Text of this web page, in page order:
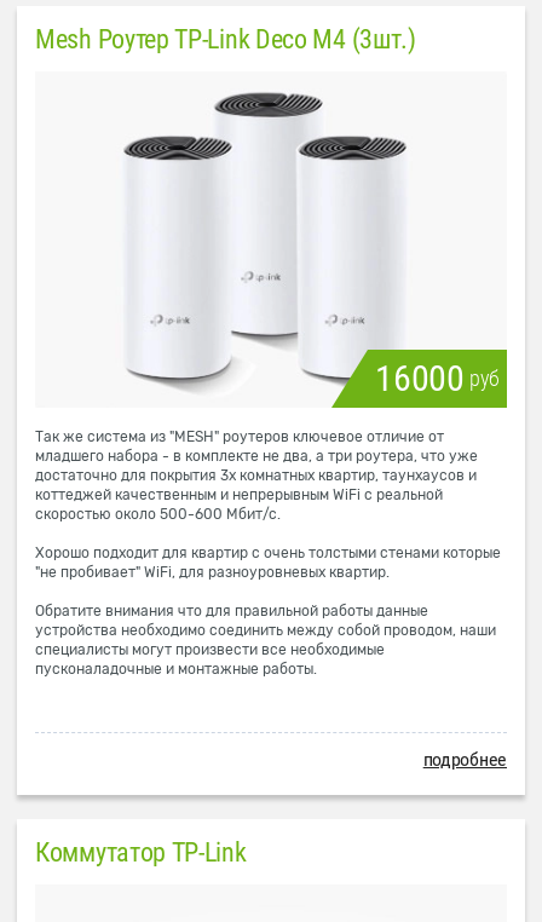
Mesh Роутер TP-Link Deco M4 (3шт.)
16000 руб
Так же система из "MESH" роутеров ключевое отличие от
младшего набора - в комплекте не два, а три роутера, что уже
достаточно для покрытия 3х комнатных квартир, таунхаусов и
коттеджей качественным и непрерывным WiFi с реальной
скоростью около 500-600 Мбит/с.
Хорошо подходит для квартир с очень толстыми стенами которые
"не пробивает" WiFi, для разноуровневых квартир.
Обратите внимания что для правильной работы данные
устройства необходимо соединить между собой проводом, наши
специалисты могут произвести все необходимые
пусконаладочные и монтажные работы.
подробнее
Коммутатор TP-Link